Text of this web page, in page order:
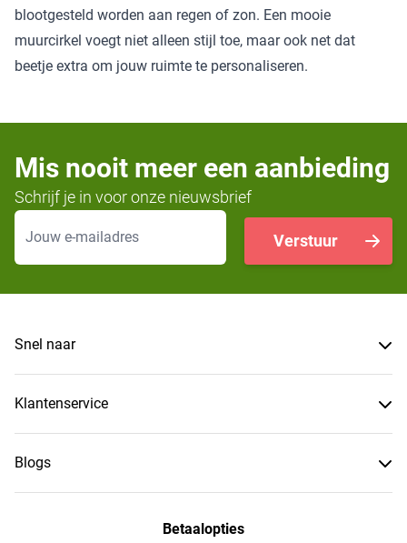
blootgesteld worden aan regen of zon. Een mooie
muurcirkel voegt niet alleen stijl toe, maar ook net dat
beetje extra om jouw ruimte te personaliseren.
Mis nooit meer een aanbieding
Schrijf je in voor onze nieuwsbrief
E-mailadres
Verstuur
Snel naar
Klantenservice
Blogs
Betaalopties